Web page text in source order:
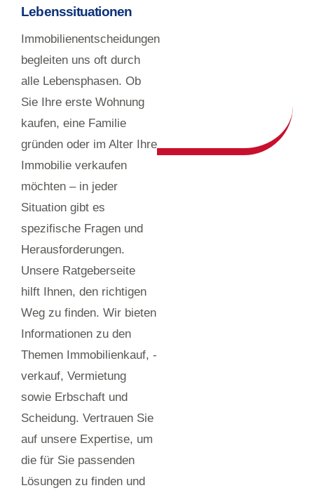
Lebenssituationen
Immobilienentscheidungen
begleiten uns oft durch
alle Lebensphasen. Ob
Sie Ihre erste Wohnung
kaufen, eine Familie
gründen oder im Alter Ihre
Immobilie verkaufen
möchten – in jeder
Situation gibt es
spezifische Fragen und
Herausforderungen.
Unsere Ratgeberseite
hilft Ihnen, den richtigen
Weg zu finden. Wir bieten
Informationen zu den
Themen Immobilienkauf, -
verkauf, Vermietung
sowie Erbschaft und
Scheidung. Vertrauen Sie
auf unsere Expertise, um
die für Sie passenden
Lösungen zu finden und